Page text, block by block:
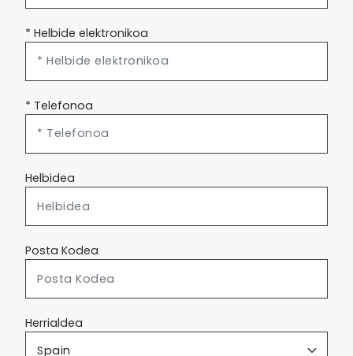
* Helbide elektronikoa
* Telefonoa
Helbidea
Posta Kodea
Herrialdea